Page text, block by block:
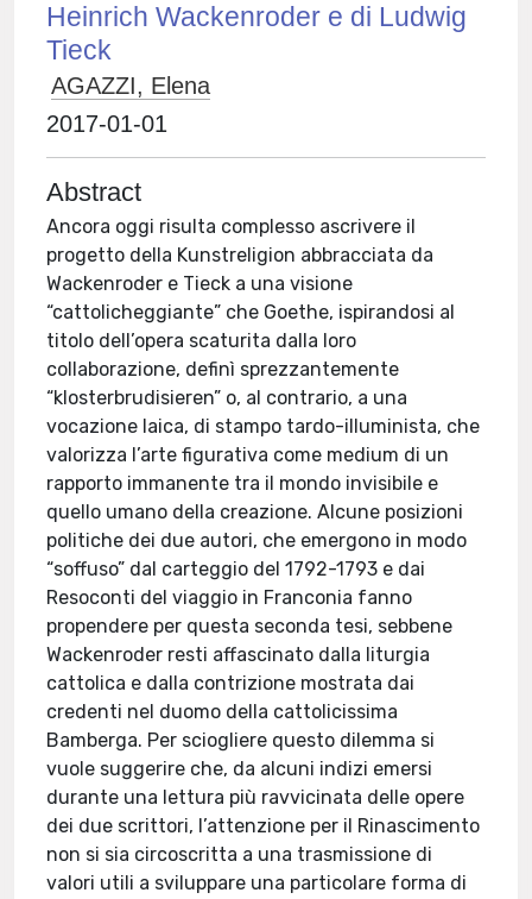
Heinrich Wackenroder e di Ludwig
Tieck
AGAZZI, Elena
2017-01-01
Abstract
Ancora oggi risulta complesso ascrivere il
progetto della Kunstreligion abbracciata da
Wackenroder e Tieck a una visione
“cattolicheggiante” che Goethe, ispirandosi al
titolo dell’opera scaturita dalla loro
collaborazione, definì sprezzantemente
“klosterbrudisieren” o, al contrario, a una
vocazione laica, di stampo tardo-illuminista, che
valorizza l’arte figurativa come medium di un
rapporto immanente tra il mondo invisibile e
quello umano della creazione. Alcune posizioni
politiche dei due autori, che emergono in modo
“soffuso” dal carteggio del 1792-1793 e dai
Resoconti del viaggio in Franconia fanno
propendere per questa seconda tesi, sebbene
Wackenroder resti affascinato dalla liturgia
cattolica e dalla contrizione mostrata dai
credenti nel duomo della cattolicissima
Bamberga. Per sciogliere questo dilemma si
vuole suggerire che, da alcuni indizi emersi
durante una lettura più ravvicinata delle opere
dei due scrittori, l’attenzione per il Rinascimento
non si sia circoscritta a una trasmissione di
valori utili a sviluppare una particolare forma di